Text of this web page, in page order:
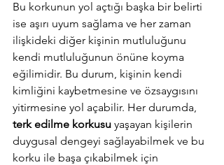
Bu korkunun yol açtığı başka bir belirti
ise aşırı uyum sağlama ve her zaman
ilişkideki diğer kişinin mutluluğunu
kendi mutluluğunun önüne koyma
eğilimidir. Bu durum, kişinin kendi
kimliğini kaybetmesine ve özsaygısını
yitirmesine yol açabilir. Her durumda,
terk edilme korkusu yaşayan kişilerin
duygusal dengeyi sağlayabilmek ve bu
korku ile başa çıkabilmek için